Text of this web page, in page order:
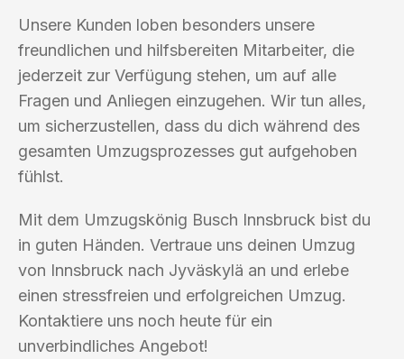
Unsere Kunden loben besonders unsere
freundlichen und hilfsbereiten Mitarbeiter, die
jederzeit zur Verfügung stehen, um auf alle
Fragen und Anliegen einzugehen. Wir tun alles,
um sicherzustellen, dass du dich während des
gesamten Umzugsprozesses gut aufgehoben
fühlst.
Mit dem Umzugskönig Busch Innsbruck bist du
in guten Händen. Vertraue uns deinen Umzug
von Innsbruck nach Jyväskylä an und erlebe
einen stressfreien und erfolgreichen Umzug.
Kontaktiere uns noch heute für ein
unverbindliches Angebot!